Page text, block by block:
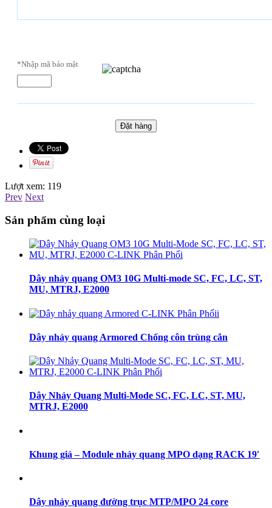
*Nhập mã bảo mật
Lượt xem: 119
Prev Next
Sản phẩm cùng loại
Dây nhảy quang OM3 10G Multi-mode SC, FC, LC, ST,
MU, MTRJ, E2000
Dây nhảy quang Armored Chống côn trùng cắn
Dây Nhảy Quang Multi-Mode SC, FC, LC, ST, MU,
MTRJ, E2000
Khung giá – Module nhảy quang MPO dạng RACK 19′
Dây nhảy quang đường trục MTP/MPO 24 core